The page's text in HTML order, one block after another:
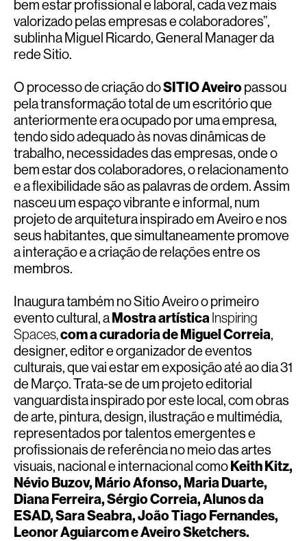
bem estar profissional e laboral, cada vez mais
valorizado pelas empresas e colaboradores”,
sublinha Miguel Ricardo, General Manager da
rede Sitio.
O processo de criação doSITIO Aveiropassou
pela transformação total de um escritório que
anteriormente era ocupado por uma empresa,
tendo sido adequado às novas dinâmicas de
trabalho, necessidades das empresas, onde o
bem estar dos colaboradores, o relacionamento
e a flexibilidade são as palavras de ordem. Assim
nasceu um espaço vibrante e informal, num
projeto de arquitetura inspirado em Aveiro e nos
seus habitantes, que simultaneamente promove
a interação e a criação de relações entre os
membros.
Inaugura também no Sitio Aveiro o primeiro
evento cultural, aMostra artísticaInspiring
Spaces,com a curadoria de Miguel Correia,
designer, editor e organizador de eventos
culturais, que vai estar em exposição até ao dia 31
de Março. Trata-se de um projeto editorial
vanguardista inspirado por este local, com obras
de arte, pintura, design, ilustração e multimédia,
representados por talentos emergentes e
profissionais de referência no meio das artes
visuais, nacional e internacional comoKeith Kitz,
Névio Buzov, Mário Afonso, Maria Duarte,
Diana Ferreira, Sérgio Correia, Alunos da
ESAD, Sara Seabra, João Tiago Fernandes,
Leonor Aguiarcom e Aveiro Sketchers.